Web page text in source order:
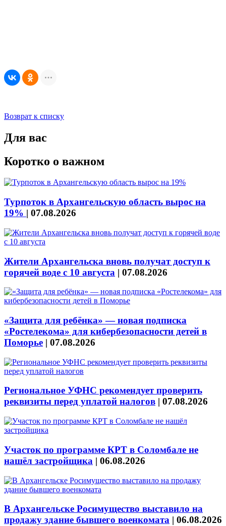
Возврат к списку
Для вас
Коротко о важном
Турпоток в Архангельскую область вырос на
19% | 07.08.2026
Жители Архангельска вновь получат доступ к
горячей воде с 10 августа | 07.08.2026
«Защита для ребёнка» — новая подписка
«Ростелекома» для кибербезопасности детей в
Поморье | 07.08.2026
Региональное УФНС рекомендует проверить
реквизиты перед уплатой налогов | 07.08.2026
Участок по программе КРТ в Соломбале не
нашёл застройщика | 06.08.2026
В Архангельске Росимущество выставило на
продажу здание бывшего военкомата | 06.08.2026